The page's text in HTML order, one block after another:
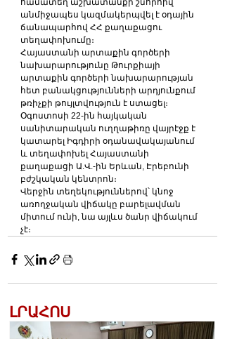
համատեղ աշխատանքի շնորհիվ
անմիջապես կազմակերպվել է օդային
ճանապարհով ՀՀ քաղաքացու
տեղափոխումը։
Հայաստանի արտաքին գործերի
նախարարությունը Թուրքիայի
արտաքին գործերի նախարարության
հետ բանակցությունների արդյունքում
թռիչքի թույլտվություն է ստացել։
Օգոստոսի 22-ին հայկական
սանիտարական ուղղաթիռը վայրէջք է
կատարել Իգդիրի օդանավակայանում
և տեղափոխել Հայաստանի
քաղաքացի Ա.Վ.-ին Երևան, Էրեբունի
բժշկական կենտրոն։
Վերջին տեղեկություններով՝ կնոջ
առողջական վիճակը բարելավման
միտում ունի, նա այլևս ծանր վիճակում
չէ։
ԼՐԱՀՈՍ